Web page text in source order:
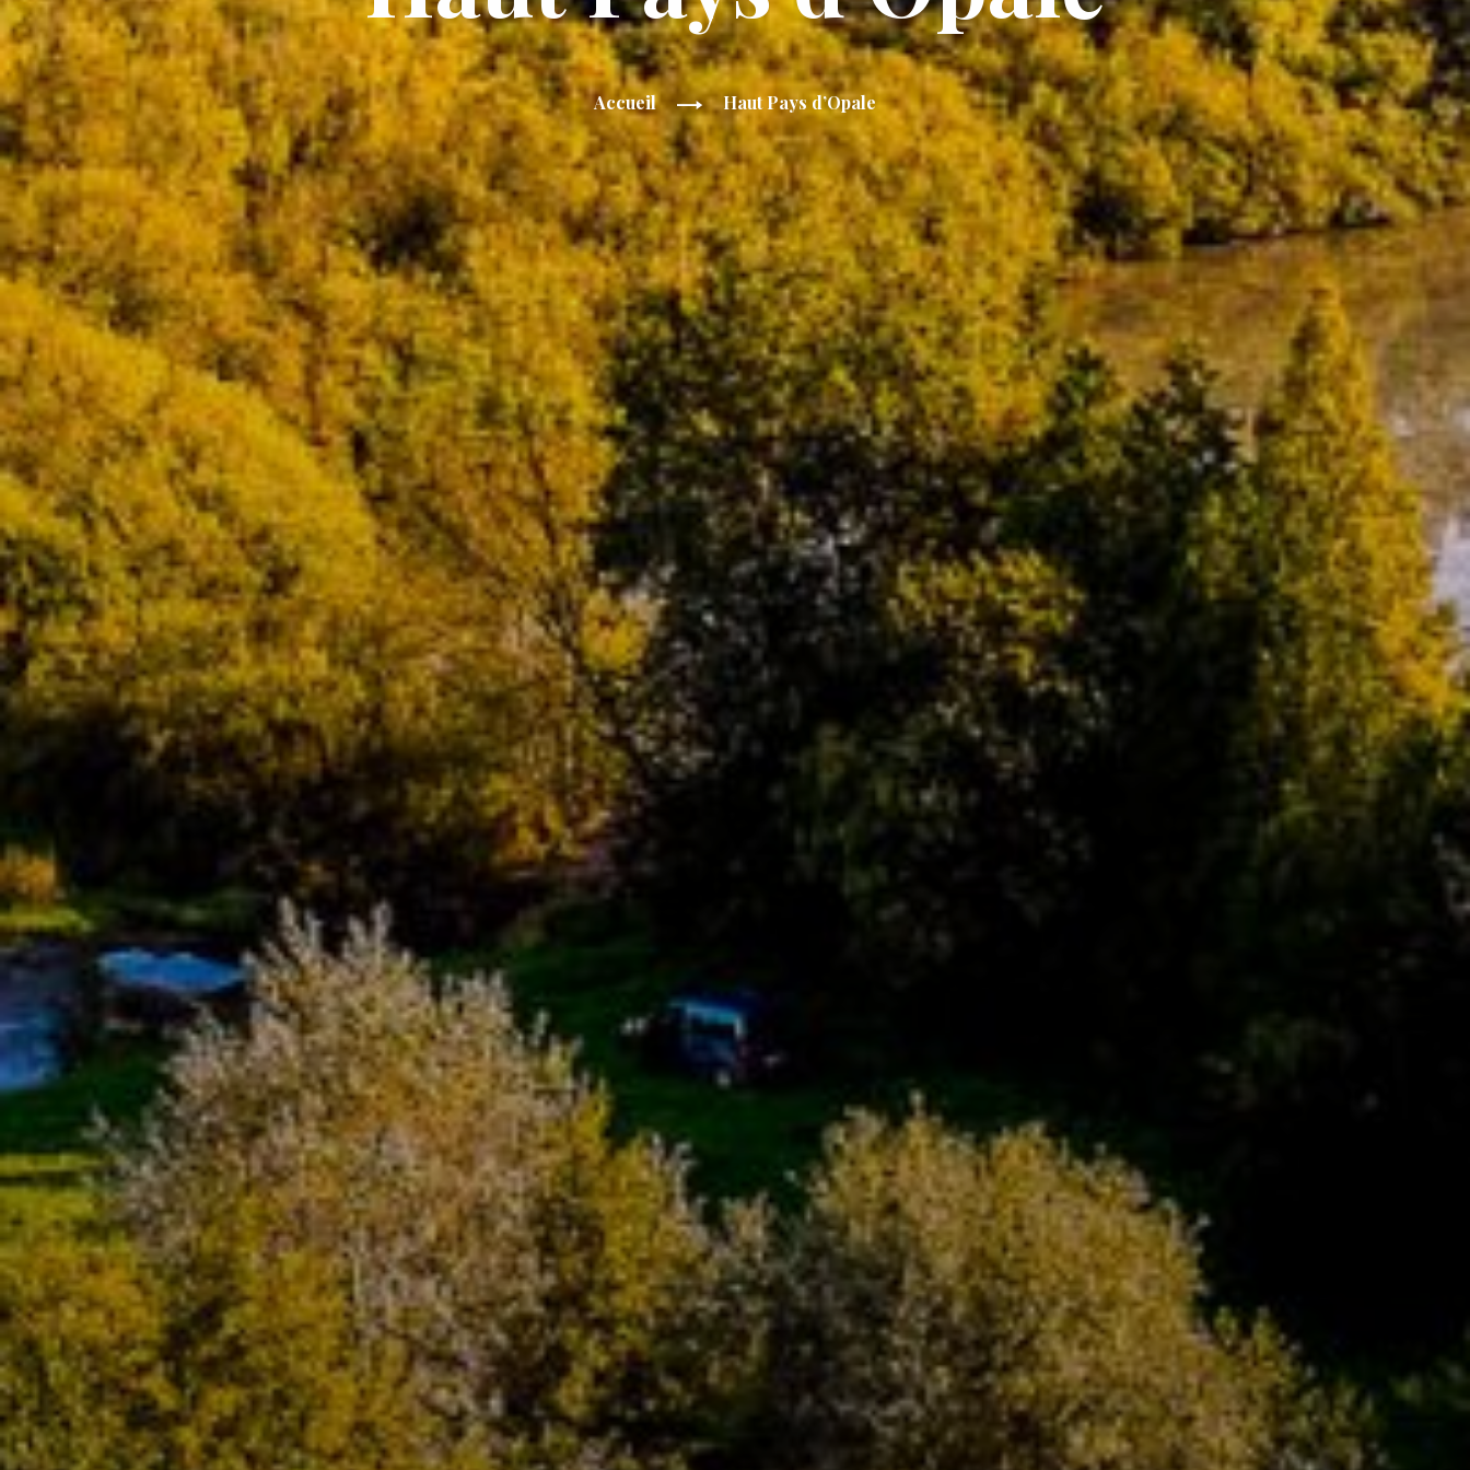
Accueil Haut Pays d’Opale